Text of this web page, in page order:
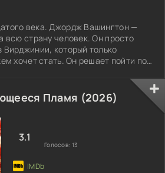
века. Джордж Вашингтон —
всю страну человек. Он просто
который только
хочет стать. Он решает пойти по
Пламя (2026)
3.1
Голосов: 13